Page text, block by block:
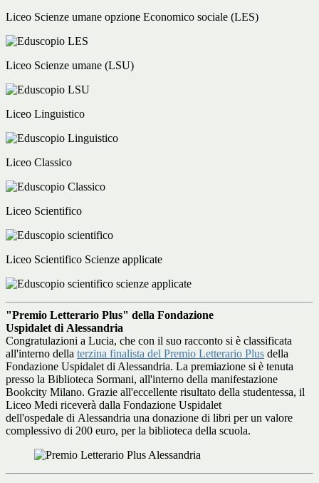
Liceo Scienze umane opzione Economico sociale (LES)
Liceo Scienze umane (LSU)
Liceo Linguistico
Liceo Classico
Liceo Scientifico
Liceo Scientifico Scienze applicate
"Premio Letterario Plus" della Fondazione
Uspidalet di Alessandria
Congratulazioni a Lucia, che con il suo racconto si è classificata
all'interno della terzina finalista del Premio Letterario Plus della
Fondazione Uspidalet di Alessandria. La premiazione si è tenuta
presso la Biblioteca Sormani, all'interno della manifestazione
Bookcity Milano. Grazie all'eccellente risultato della studentessa, il
Liceo Medi riceverà dalla Fondazione Uspidalet
dell'ospedale di Alessandria una donazione di libri per un valore
complessivo di 200 euro, per la biblioteca della scuola.